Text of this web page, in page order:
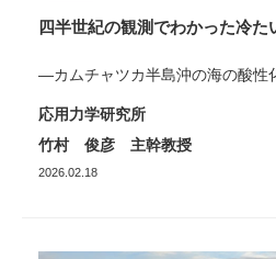
四半世紀の観測でわかった冷た
―カムチャツカ半島沖の海の酸性
応用力学研究所
竹村 俊彦 主幹教授
2026.02.18